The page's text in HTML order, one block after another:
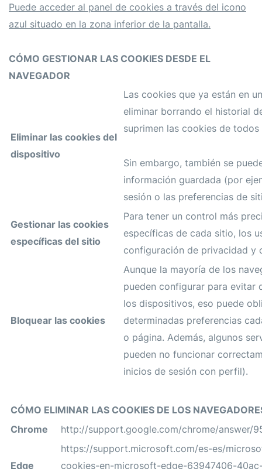
Puede acceder al panel de cookies a través del icono
azul situado en la zona inferior de la pantalla.
CÓMO GESTIONAR LAS COOKIES DESDE EL
NAVEGADOR
Eliminar las cookies del
dispositivo
Las cookies que ya están en
eliminar borrando el historial
suprimen las cookies de
Sin embargo, también se
información guardada (por
sesión o las preferencias de
Gestionar las cookies
específicas del sitio
Para tener un control más
específicas de cada sitio, los
configuración de privacidad y
Bloquear las cookies
Aunque la mayoría de los
pueden configurar para evitar
los dispositivos, eso puede
determinadas preferencias
o página. Además, algunos
pueden no funcionar
inicios de sesión con perfil).
CÓMO ELIMINAR LAS COOKIES DE LOS
Chrome
http://support.google.com/chrome/answer/
Edge
https://support.microsoft.com/es-es/
cookies-en-microsoft-edge-63947406-